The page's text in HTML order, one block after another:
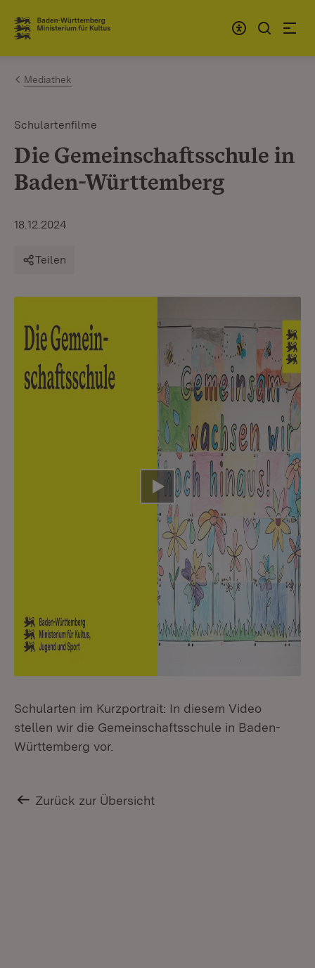
Zum Inhalt springen
Link zur Startseite
Mediathek
Schulartenfilme
Die Gemeinschaftsschule in
Baden-Württemberg
18.12.2024
Teilen
Video abspielen
Schularten im Kurzportrait: In diesem Video
stellen wir die Gemeinschaftsschule in Baden-
Württemberg vor.
Zurück zur Übersicht